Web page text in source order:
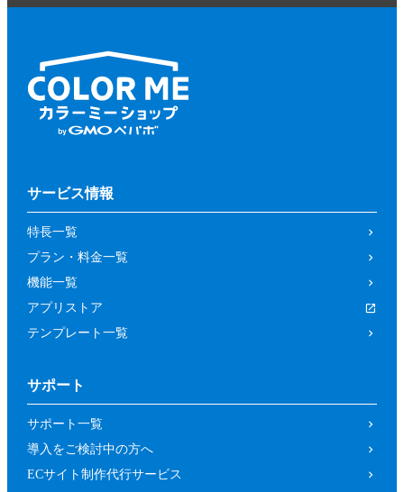
サービス情報
特長一覧
プラン・料金一覧
機能一覧
アプリストア
テンプレート一覧
サポート
サポート一覧
導入をご検討中の方へ
ECサイト制作代行サービス